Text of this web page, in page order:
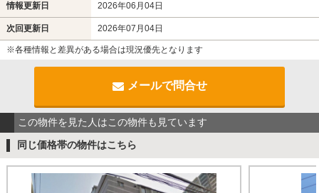
情報更新日 2026年06月04日
次回更新日 2026年07月04日
※各種情報と差異がある場合は現況優先となります
メールで問合せ
この物件を見た人はこの物件も見ています
同じ価格帯の物件はこちら